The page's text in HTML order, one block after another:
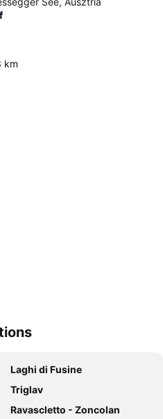
km
Laghi di Fusine
Triglav
Ravascletto - Zoncolan